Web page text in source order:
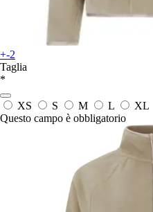
+-2
Taglia
*
XS S M L
XL
Questo campo è obbligatorio